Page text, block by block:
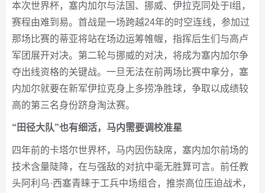
本次世界杯，塞内加尔与法国、挪威、伊拉克同处于I组，
赛程由难到易。首战是一场跨越24年的时空连线，参加过
那场比赛的蒂亚将站在场边运筹帷幄，指挥后生们与高卢
军团展开对决。第二轮与挪威的对决，将成为塞内加尔争
夺出线资格的关键战。一旦无法在前两场比赛中拿分，塞
内加尔就要在新军伊拉克身上多捞净胜球，争取以成绩较
高的第三名身份跻身淘汰赛。
“田径大队”也有细活，马内需要调校准星
四年前的卡塔尔世界杯，马内因伤缺席，塞内加尔前场的
技术含量陡降，在与强敌的对抗中毫无胜算可言。前任教
头阿利乌·西塞青睐于工兵中场组合，推崇高位压迫战术，